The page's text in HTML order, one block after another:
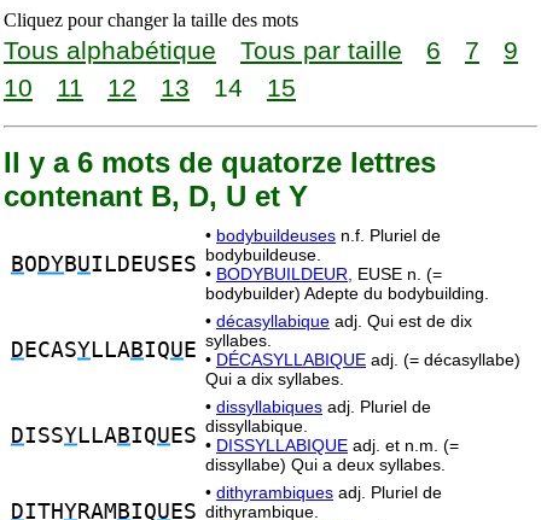
Cliquez pour changer la taille des mots
Tous alphabétique Tous par taille 6 7
9
10
11 12 13 14 15
Il y a 6 mots de quatorze lettres
contenant B, D, U et Y
BO DYBUILDEUSES
• bodybuildeuses n.f. Pluriel de
bodybuildeuse.
• BODYBUILDEUR,
EUSE n. (=
bodybuilder) Adepte du bodybuilding.
D ECASYLLABIQU E
• décasyllabique adj. Qui est de dix
syllabes.
• DÉCASYLLABIQUE adj. (= décasyllabe)
Qui a dix syllabes.
DISSYLLABIQU ES
• dissyllabiques adj. Pluriel de
dissyllabique.
• DISSYLLABIQUE adj. et n.m. (=
dissyllabe) Qui a deux syllabes.
DITHYRAM BIQU ES
• dithyrambiques adj. Pluriel de
dithyrambique.